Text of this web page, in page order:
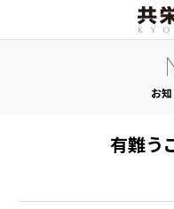
お
有難う